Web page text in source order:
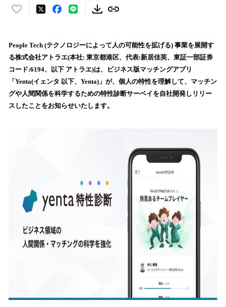
い
！
数
を
読
込
み
People Tech (テクノロジーによって人の可能性を拡げる) 事業を展開す
る株式会社アトラエ(本社: 東京都港区、代表:新居佳英、東証一部証券
コード:6194、以下 アトラエ)は、ビジネス版マッチングアプリ
「Yenta(イェンタ 以下、Yenta)」が、個人の特性を理解して、マッチン
グや人間関係を科学するための特性診断サーベイを自社開発しリリー
スしたことをお知らせいたします。